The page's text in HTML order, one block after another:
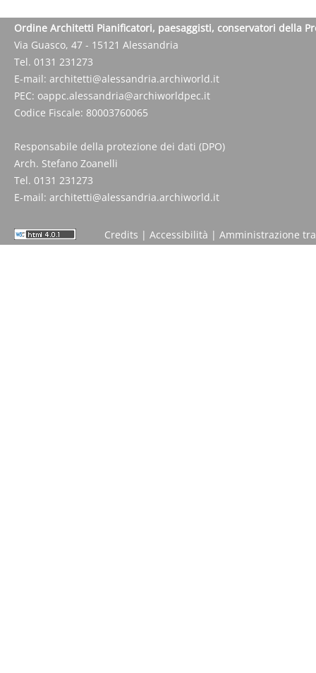
Ordine Architetti Pianificatori, paesaggisti, conservatori della
Via Guasco, 47 - 15121 Alessandria
Tel. 0131 231273
E-mail: architetti@alessandria.archiworld.it
PEC: oappc.alessandria@archiworldpec.it
Codice Fiscale: 80003760065
Responsabile della protezione dei dati (DPO)
Arch. Stefano Zoanelli
Tel. 0131 231273
E-mail: architetti@alessandria.archiworld.it
Credits | Accessibilità | Amministrazione